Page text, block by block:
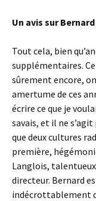
Un avis sur
Tout cela, bien
supplémentaires.
sûrement encore,
amertume de ces
écrire ce que je
savais, et il ne
que deux cultures
première,
Langlois,
directeur. Bernard
indécrottablement